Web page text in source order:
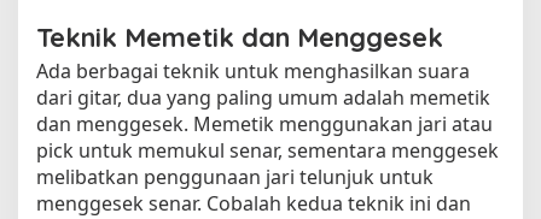
Teknik Memetik dan Menggesek
Ada berbagai teknik untuk menghasilkan suara
dari gitar, dua yang paling umum adalah memetik
dan menggesek. Memetik menggunakan jari atau
pick untuk memukul senar, sementara menggesek
melibatkan penggunaan jari telunjuk untuk
menggesek senar. Cobalah kedua teknik ini dan